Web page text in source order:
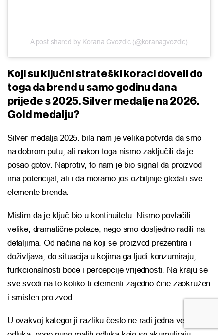
A post shared by Korana Gvozdic (@koranagvozdic)
Koji su ključni strateški koraci doveli do
toga da brend u samo godinu dana
prijeđe s 2025. Silver medalje na 2026.
Gold medalju?
Silver medalja 2025. bila nam je velika potvrda da smo
na dobrom putu, ali nakon toga nismo zaključili da je
posao gotov. Naprotiv, to nam je bio signal da proizvod
ima potencijal, ali i da moramo još ozbiljnije gledati sve
elemente brenda.
Mislim da je ključ bio u kontinuitetu. Nismo povlačili
velike, dramatične poteze, nego smo dosljedno radili na
detaljima. Od načina na koji se proizvod prezentira i
doživljava, do situacija u kojima ga ljudi konzumiraju,
funkcionalnosti boce i percepcije vrijednosti. Na kraju se
sve svodi na to koliko ti elementi zajedno čine zaokružen
i smislen proizvod.
U ovakvoj kategoriji razliku često ne radi jedna velika